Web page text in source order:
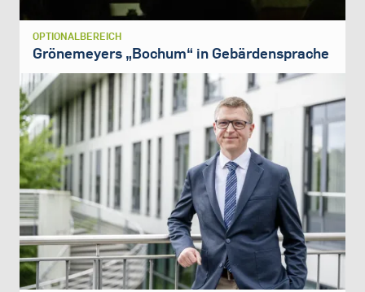
OPTIONALBEREICH
Grönemeyers „Bochum“ in Gebärdensprache